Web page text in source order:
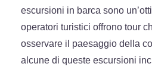
escursioni in barca sono
operatori turistici offrono tour
osservare il paesaggio della
alcune di queste escursioni